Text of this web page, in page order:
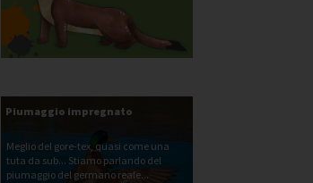
Piumaggio impregnato
Meglio del gore-tex, quasi come una
tuta da sub... Stiamo parlando del
piumaggio del germano reale...